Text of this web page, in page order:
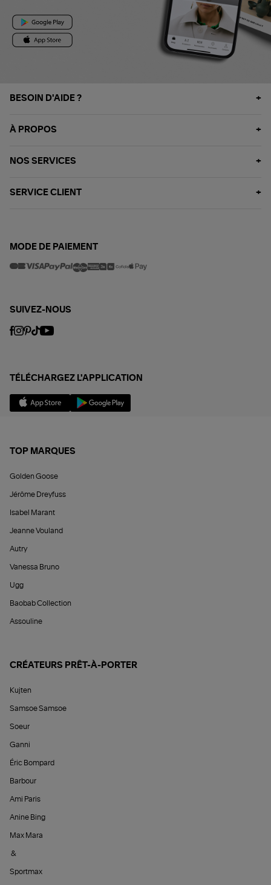
BESOIN D'AIDE ?
À PROPOS
NOS SERVICES
SERVICE CLIENT
MODE DE PAIEMENT
SUIVEZ-NOUS
TÉLÉCHARGEZ L'APPLICATION
TOP MARQUES
Golden Goose
Jérôme Dreyfuss
Isabel Marant
Jeanne Vouland
Autry
Vanessa Bruno
Ugg
Baobab Collection
Assouline
CRÉATEURS PRÊT-À-PORTER
Kujten
Samsoe Samsoe
Soeur
Ganni
Éric Bompard
Barbour
Ami Paris
Anine Bing
Max Mara
&
Sportmax